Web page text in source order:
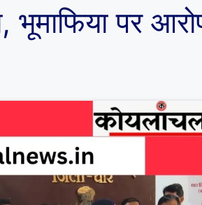
भूमाफिया पर